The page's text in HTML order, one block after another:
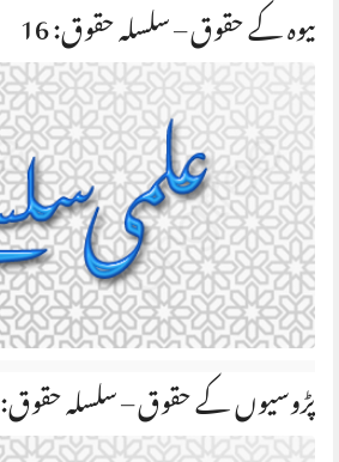
بیوہ کے حقوق – سلسلہ حقوق: 16
پڑوسیوں کے حقوق – سلسلہ حقوق: 15